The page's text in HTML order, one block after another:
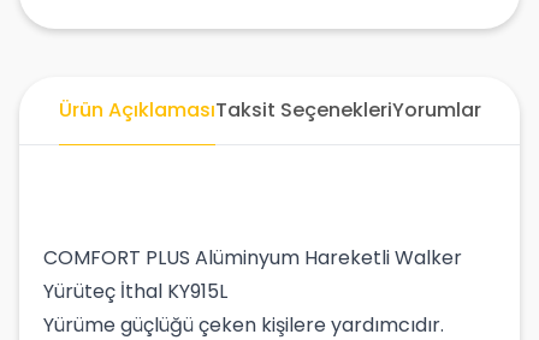
Ürün AçıklamasıTaksit SeçenekleriYorumlar
COMFORT PLUS Alüminyum Hareketli Walker
Yürüteç İthal KY915L
Yürüme güçlüğü çeken kişilere yardımcıdır.